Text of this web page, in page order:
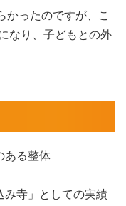
かったのですが、こ
なり、子どもとの外
ある整体
み寺」としての実績